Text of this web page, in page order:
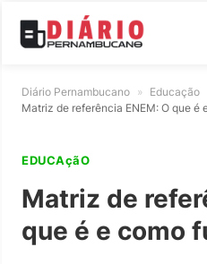
Diário Pernambucano » Educação
Matriz de referência ENEM: O que é
EDUCAçãO
Matriz de
que é e como